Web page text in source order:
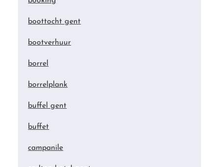
boottocht gent
bootverhuur
borrel
borrelplank
buffel gent
buffet
campanile